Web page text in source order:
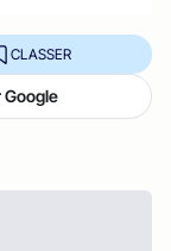
CLASSER